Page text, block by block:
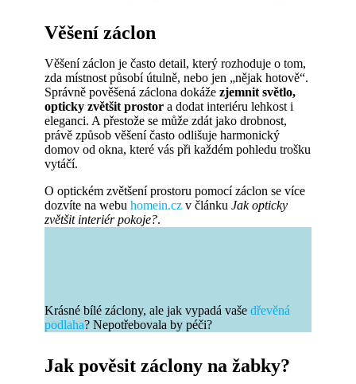
Věšení záclon
Věšení záclon je často detail, který rozhoduje o tom,
zda místnost působí útulně, nebo jen „nějak hotově“.
Správně pověšená záclona dokáže zjemnit světlo,
opticky zvětšit prostor a dodat interiéru lehkost i
eleganci. A přestože se může zdát jako drobnost,
právě způsob věšení často odlišuje harmonický
domov od okna, které vás při každém pohledu trošku
vytáčí.
O optickém zvětšení prostoru pomocí záclon se více
dozvíte na webu homein.cz v článku Jak opticky
zvětšit interiér pokoje?.
Krásné bílé záclony, ale jak vypadá vaše dřevěná
podlaha? Nepotřebovala by péči?
Jak pověsit záclony na žabky?